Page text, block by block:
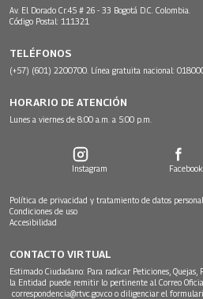
Av. El Dorado Cr.45 # 26 - 33 Bogotá D.C. Colombia.
Código Postal: 111321
TELÉFONOS
(+57) (601) 2200700. Línea gratuita nacional:
HORARIO DE ATENCIÓN
Lunes a viernes de 8:00 a.m. a 5:00 p.m.
Instagram Facebook
Política de privacidad y tratamiento de datos
Condiciones de uso
Accesibilidad
CONTACTO VIRTUAL
Estimado Ciudadano: Para radicar Peticiones,
la Entidad puede remitir lo pertinente al Correo
correspondencia@rtvc.gov.co o diligenciar el